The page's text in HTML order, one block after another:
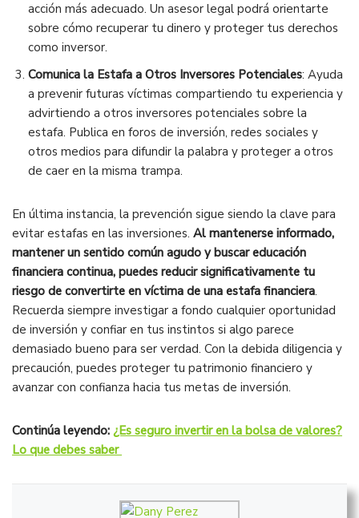
acción más adecuado. Un asesor legal podrá orientarte
sobre cómo recuperar tu dinero y proteger tus derechos
como inversor.
Comunica la Estafa a Otros Inversores Potenciales: Ayuda
a prevenir futuras víctimas compartiendo tu experiencia y
advirtiendo a otros inversores potenciales sobre la
estafa. Publica en foros de inversión, redes sociales y
otros medios para difundir la palabra y proteger a otros
de caer en la misma trampa.
En última instancia, la prevención sigue siendo la clave para
evitar estafas en las inversiones. Al mantenerse informado,
mantener un sentido común agudo y buscar educación
financiera continua, puedes reducir significativamente tu
riesgo de convertirte en víctima de una estafa financiera.
Recuerda siempre investigar a fondo cualquier oportunidad
de inversión y confiar en tus instintos si algo parece
demasiado bueno para ser verdad. Con la debida diligencia y
precaución, puedes proteger tu patrimonio financiero y
avanzar con confianza hacia tus metas de inversión.
Continúa leyendo: ¿Es seguro invertir en la bolsa de valores?
Lo que debes saber